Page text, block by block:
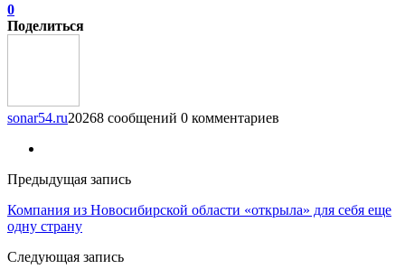
0
Поделиться
sonar54.ru20268 сообщений 0 комментариев
Предыдущая запись
Компания из Новосибирской области «открыла» для себя еще
одну страну
Следующая запись